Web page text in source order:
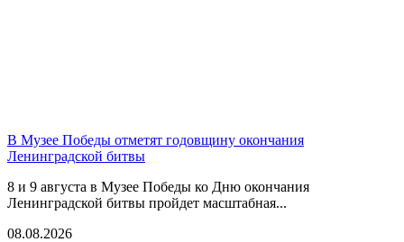
В Музее Победы отметят годовщину окончания
Ленинградской битвы
8 и 9 августа в Музее Победы ко Дню окончания
Ленинградской битвы пройдет масштабная...
08.08.2026